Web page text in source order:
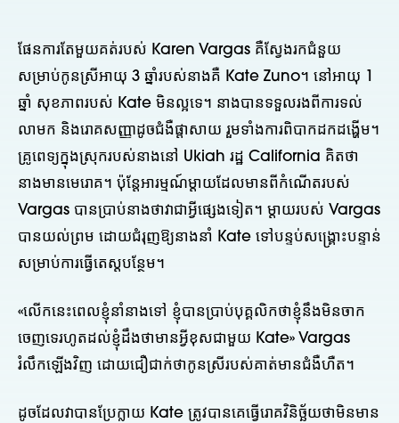
ផែនការតែមួយគត់របស់ Karen Vargas គឺស្វែងរកជំនួយ
សម្រាប់កូនស្រីអាយុ 3 ឆ្នាំរបស់នាងគឺ Kate Zuno។ នៅអាយុ 1
ឆ្នាំ សុខភាពរបស់ Kate មិនល្អទេ។ នាងបានទទួលរងពីការទល់
លាមក និងរោគសញ្ញាដូចជំងឺផ្តាសាយ រួមទាំងការពិបាកដកដង្ហើម។
គ្រូពេទ្យក្នុងស្រុករបស់នាងនៅ Ukiah រដ្ឋ California គិតថា
នាងមានមេរោគ។ ប៉ុន្តែអារម្មណ៍ម្តាយដែលមានពីកំណើតរបស់
Vargas បានប្រាប់នាងថាវាជាអ្វីផ្សេងទៀត។ ម្តាយរបស់ Vargas
បានយល់ព្រម ដោយជំរុញឱ្យនាងនាំ Kate ទៅបន្ទប់សង្គ្រោះបន្ទាន់
សម្រាប់ការធ្វើតេស្តបន្ថែម។
«លើកនេះពេលខ្ញុំនាំនាងទៅ ខ្ញុំបានប្រាប់បុគ្គលិកថាខ្ញុំនឹងមិនចាក
ចេញទេរហូតដល់ខ្ញុំដឹងថាមានអ្វីខុសជាមួយ Kate» Vargas
រំលឹកឡើងវិញ ដោយជឿជាក់ថាកូនស្រីរបស់គាត់មានជំងឺហឺត។
ដូចដែលវាបានប្រែក្លាយ Kate ត្រូវបានគេធ្វើរោគវិនិច្ឆ័យថាមិនមាន